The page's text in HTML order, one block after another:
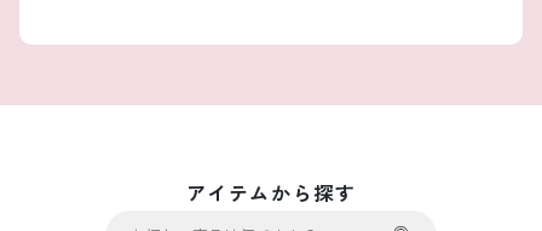
アイテムから探す